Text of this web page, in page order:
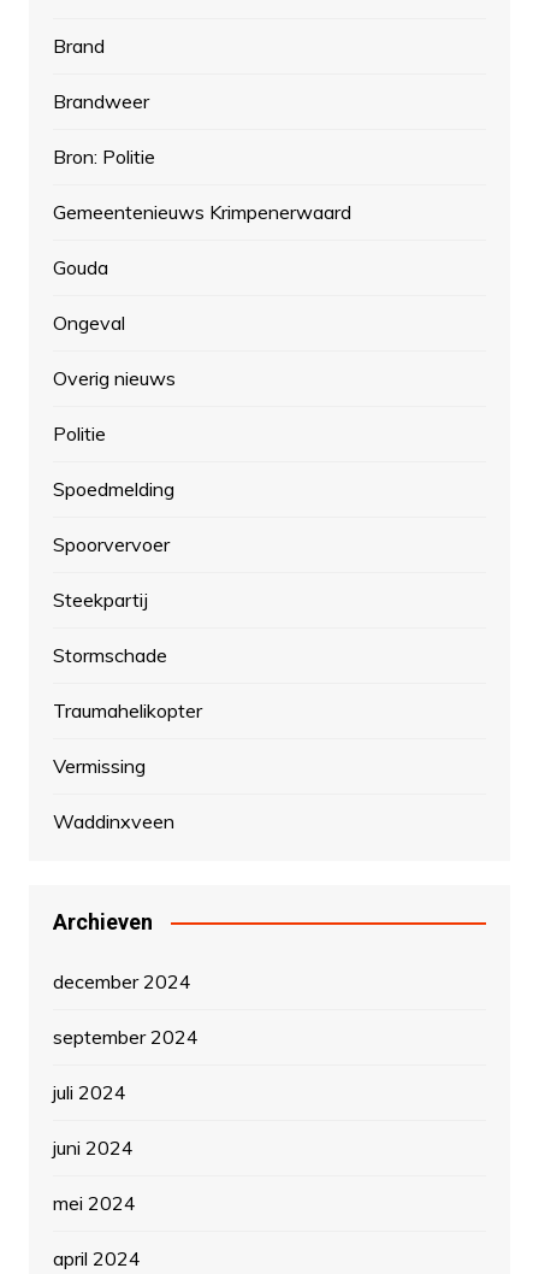
Brand
Brandweer
Bron: Politie
Gemeentenieuws Krimpenerwaard
Gouda
Ongeval
Overig nieuws
Politie
Spoedmelding
Spoorvervoer
Steekpartij
Stormschade
Traumahelikopter
Vermissing
Waddinxveen
Archieven
december 2024
september 2024
juli 2024
juni 2024
mei 2024
april 2024